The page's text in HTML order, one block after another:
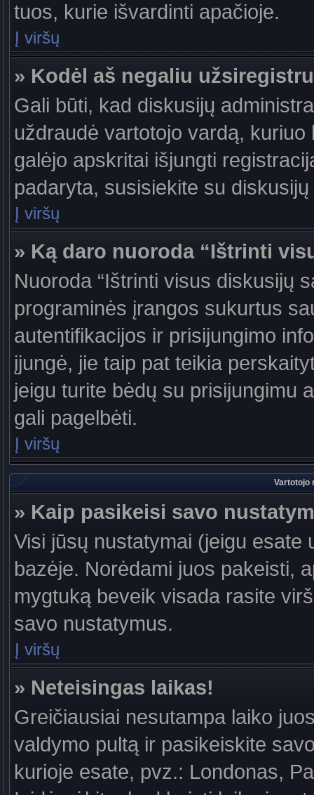
tuos, kurie išvardinti apačioje.
Į viršų
» Kodėl aš negaliu
Gali būti, kad diskusijų
uždraudė vartotojo vardą,
galėjo apskritai išjungti
padaryta, susisiekite su
Į viršų
» Ką daro nuoroda “Ištrinti
Nuoroda “Ištrinti visus diskusijų
programinės įrangos sukurtus
autentifikacijos ir prisijungimo
įjungė, jie taip pat teikia
jeigu turite bėdų su prisijungimu
gali pagelbėti.
Į viršų
Vartotojo
» Kaip pasikeisi savo
Visi jūsų nustatymai (jeigu
bazėje. Norėdami juos pakeisti,
mygtuką beveik visada rasite
savo nustatymus.
Į viršų
» Neteisingas laikas!
Greičiausiai nesutampa laiko
valdymo pultą ir pasikeiskite
kurioje esate, pvz.: Londonas,